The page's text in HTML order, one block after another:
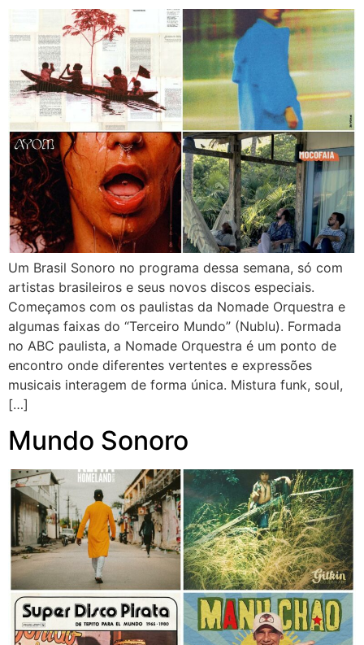
Um Brasil Sonoro no programa dessa semana, só com
artistas brasileiros e seus novos discos especiais.
Começamos com os paulistas da Nomade Orquestra e
algumas faixas do “Terceiro Mundo” (Nublu). Formada
no ABC paulista, a Nomade Orquestra é um ponto de
encontro onde diferentes vertentes e expressões
musicais interagem de forma única. Mistura funk, soul,
[…]
Mundo Sonoro